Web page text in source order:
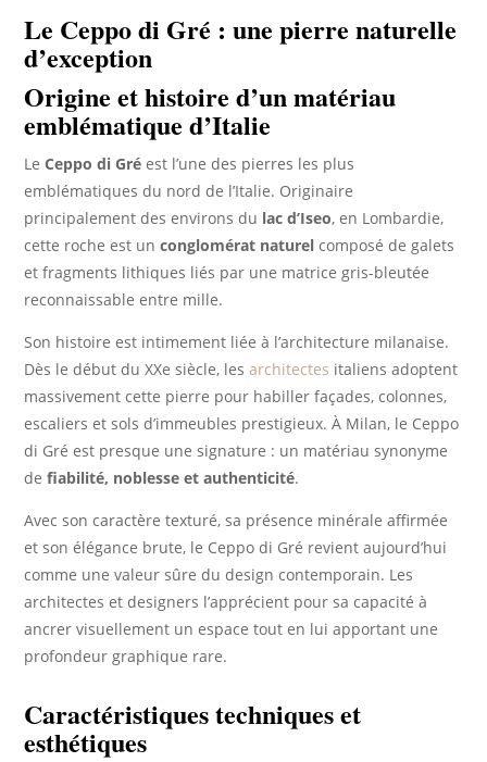
Le Ceppo di Gré : une pierre naturelle
d’exception
Origine et histoire d’un matériau
emblématique d’Italie
LeCeppo di Gré est l’une des pierres les plus
emblématiques du nord de l’Italie. Originaire
principalement des environs du lac d’Iseo, en Lombardie,
cette roche est unconglomérat naturel composé de galets
et fragments lithiques liés par une matrice gris-bleutée
reconnaissable entre mille.
Son histoire est intimement liée à l’architecture milanaise.
Dès le début du XXe siècle, lesarchitectes italiens adoptent
massivement cette pierre pour habiller façades, colonnes,
escaliers et sols d’immeubles prestigieux. À Milan, le Ceppo
di Gré est presque une signature : un matériau synonyme
defiabilité, noblesse et authenticité.
Avec son caractère texturé, sa présence minérale affirmée
et son élégance brute, le Ceppo di Gré revient aujourd’hui
comme une valeur sûre du design contemporain. Les
architectes et designers l’apprécient pour sa capacité à
ancrer visuellement un espace tout en lui apportant une
profondeur graphique rare.
Caractéristiques techniques et
esthétiques